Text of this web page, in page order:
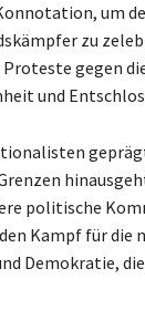
um
zu
gegen
und
politische
den Kampf für
Demokratie,